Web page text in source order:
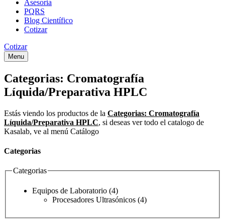
Asesoria
PQRS
Blog Científico
Cotizar
Cotizar
Menu
Categorias: Cromatografía
Líquida/Preparativa HPLC
Estás viendo los productos de la Categorias: Cromatografía
Líquida/Preparativa HPLC, si deseas ver todo el catalogo de
Kasalab, ve al menú Catálogo
Categorias
Categorias
Equipos de Laboratorio (4)
Procesadores Ultrasónicos (4)